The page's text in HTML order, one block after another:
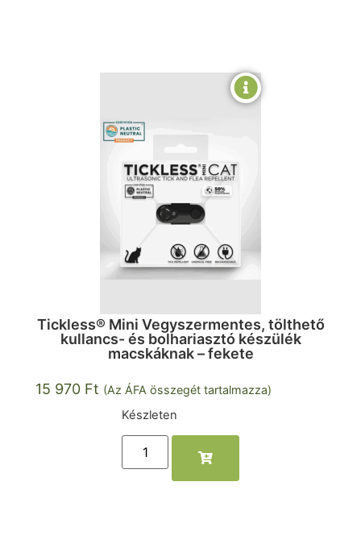
Tickless® Mini Vegyszermentes, tölthető
kullancs- és bolhariasztó készülék
macskáknak – fekete
15 970 Ft (Az ÁFA összegét tartalmazza)
Készleten